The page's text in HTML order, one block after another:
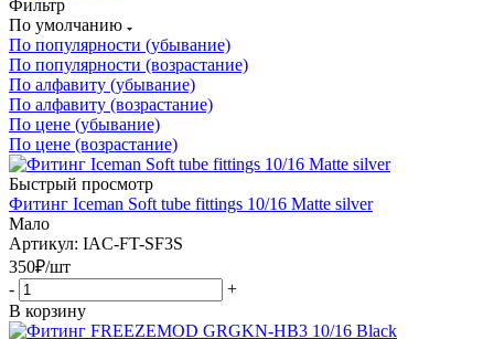
Фильтр
По умолчанию
По популярности (убывание)
По популярности (возрастание)
По алфавиту (убывание)
По алфавиту (возрастание)
По цене (убывание)
По цене (возрастание)
Быстрый просмотр
Фитинг Iceman Soft tube fittings 10/16 Matte silver
Мало
Артикул: IAC-FT-SF3S
350₽/шт
-
+
В корзину